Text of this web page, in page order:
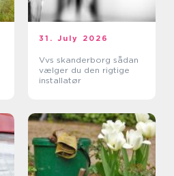
31. July 2026
Vvs skanderborg sådan
vælger du den rigtige
installatør